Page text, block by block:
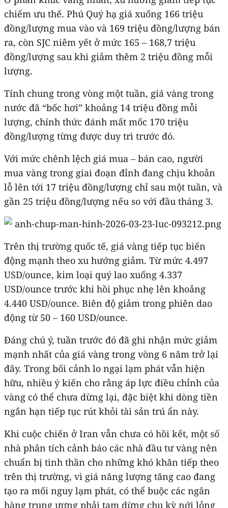
chiếm ưu thế. Phú Quý hạ giá xuống 166 triệu
đồng/lượng mua vào và 169 triệu đồng/lượng bán
ra, còn SJC niêm yết ở mức 165 – 168,7 triệu
đồng/lượng sau khi giảm thêm 2 triệu đồng mỗi
lượng.
Tính chung trong vòng một tuần, giá vàng trong
nước đã “bốc hơi” khoảng 14 triệu đồng mỗi
lượng, chính thức đánh mất mốc 170 triệu
đồng/lượng từng được duy trì trước đó.
Với mức chênh lệch giá mua – bán cao, người
mua vàng trong giai đoạn đỉnh đang chịu khoản
lỗ lên tới 17 triệu đồng/lượng chỉ sau một tuần, và
gần 25 triệu đồng/lượng nếu so với đầu tháng 3.
Trên thị trường quốc tế, giá vàng tiếp tục biến
động mạnh theo xu hướng giảm. Từ mức 4.497
USD/ounce, kim loại quý lao xuống 4.337
USD/ounce trước khi hồi phục nhẹ lên khoảng
4.440 USD/ounce. Biên độ giảm trong phiên dao
động từ 50 – 160 USD/ounce.
Đáng chú ý, tuần trước đó đã ghi nhận mức giảm
mạnh nhất của giá vàng trong vòng 6 năm trở lại
đây. Trong bối cảnh lo ngại lạm phát vẫn hiện
hữu, nhiều ý kiến cho rằng áp lực điều chỉnh của
vàng có thể chưa dừng lại, đặc biệt khi dòng tiền
ngắn hạn tiếp tục rút khỏi tài sản trú ẩn này.
Khi cuộc chiến ở Iran vẫn chưa có hồi kết, một số
nhà phân tích cảnh báo các nhà đầu tư vàng nên
chuẩn bị tinh thần cho những khó khăn tiếp theo
trên thị trường, vì giá năng lượng tăng cao đang
tạo ra mối nguy lạm phát, có thể buộc các ngân
hàng trung ương phải tạm dừng chu kỳ nới lỏng